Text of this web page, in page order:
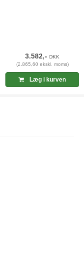
3.582,-DKK
(2.865,60 ekskl. moms)
Læg i kurven